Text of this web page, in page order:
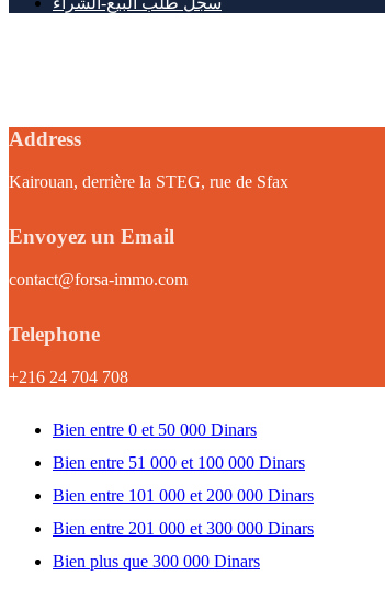
Address
Kairouan, derrière la STEG, rue de Sfax
Envoyez un Email
contact@forsa-immo.com
Telephone
+216 24 704 708
Bien entre 0 et 50 000 Dinars
Bien entre 51 000 et 100 000 Dinars
Bien entre 101 000 et 200 000 Dinars
Bien entre 201 000 et 300 000 Dinars
Bien plus que 300 000 Dinars